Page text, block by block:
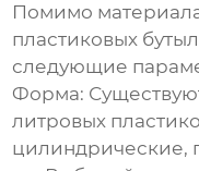
Помимо
пластиковых
следующие
Форма:
литровых
цилиндрические,